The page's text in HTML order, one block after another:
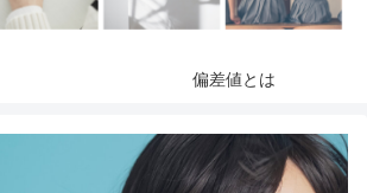
偏差値とは